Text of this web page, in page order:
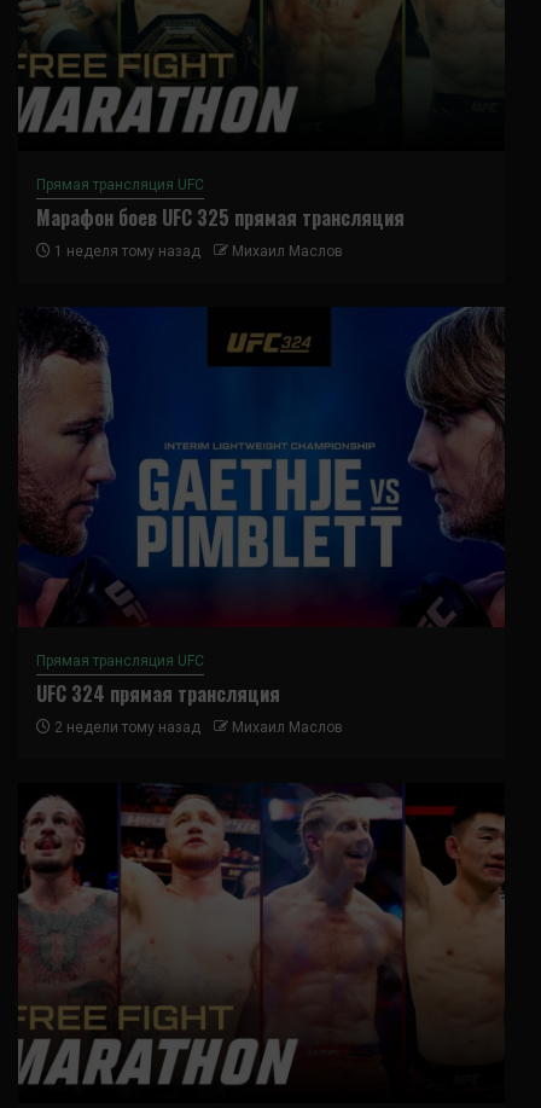
Прямая трансляция UFC
Марафон боев UFC 325 прямая трансляция
1 неделя тому назад Михаил Маслов
Прямая трансляция UFC
UFC 324 прямая трансляция
2 недели тому назад Михаил Маслов